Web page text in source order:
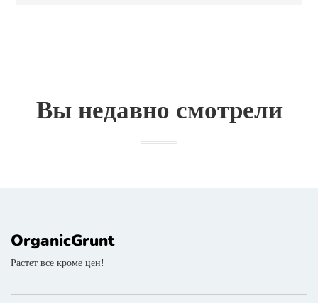
Вы недавно смотрели
OrganicGrunt
Растет все кроме цен!